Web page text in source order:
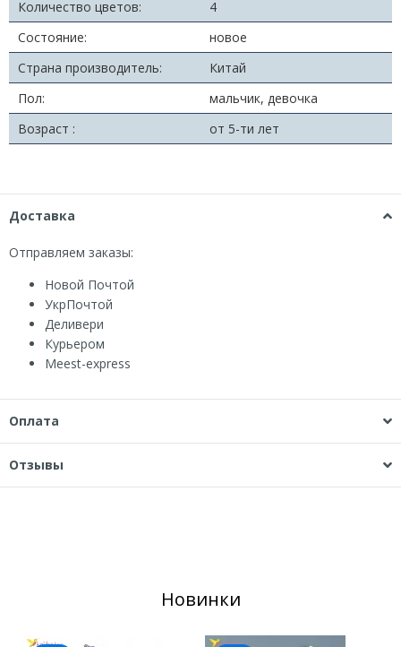
Количество цветов:
4
Состояние:
новое
Страна производитель:
Китай
Пол:
мальчик, девочка
Возраст :
от 5-ти лет
Доставка
Отправляем заказы:
Новой Почтой
УкрПочтой
Деливери
Курьером
Мeest-express
Оплата
Отзывы
Новинки